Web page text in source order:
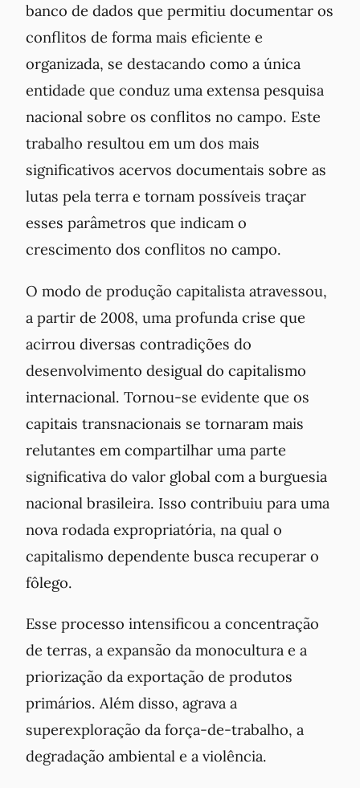
banco de dados que permitiu documentar os
conflitos de forma mais eficiente e
organizada, se destacando como a única
entidade que conduz uma extensa pesquisa
nacional sobre os conflitos no campo. Este
trabalho resultou em um dos mais
significativos acervos documentais sobre as
lutas pela terra e tornam possíveis traçar
esses parâmetros que indicam o
crescimento dos conflitos no campo.
O modo de produção capitalista atravessou,
a partir de 2008, uma profunda crise que
acirrou diversas contradições do
desenvolvimento desigual do capitalismo
internacional. Tornou-se evidente que os
capitais transnacionais se tornaram mais
relutantes em compartilhar uma parte
significativa do valor global com a burguesia
nacional brasileira. Isso contribuiu para uma
nova rodada expropriatória, na qual o
capitalismo dependente busca recuperar o
fôlego.
Esse processo intensificou a concentração
de terras, a expansão da monocultura e a
priorização da exportação de produtos
primários. Além disso, agrava a
superexploração da força-de-trabalho, a
degradação ambiental e a violência.